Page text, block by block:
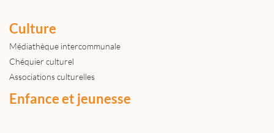
Culture
Médiathèque intercommunale
Chéquier culturel
Associations culturelles
Enfance et jeunesse